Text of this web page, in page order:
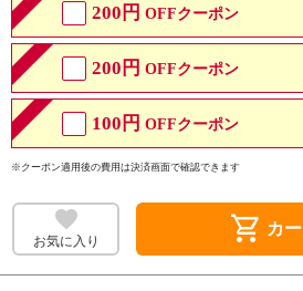
200円 OFFクーポン
200円 OFFクーポン
100円 OFFクーポン
※クーポン適用後の費用は決済画面で確認できます
お気に入り shopping_cart カ